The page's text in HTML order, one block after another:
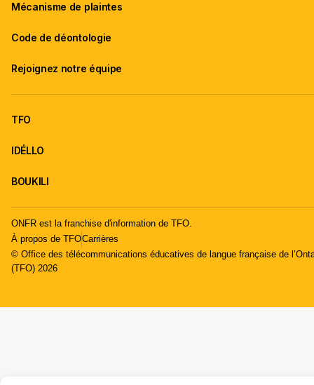
Mécanisme de plaintes
Code de déontologie
Rejoignez notre équipe
TFO
IDÉLLO
BOUKILI
ONFR est la franchise d'information de TFO.
À propos de TFOCarrières
© Office des télécommunications éducatives de langue française de
(TFO) 2026